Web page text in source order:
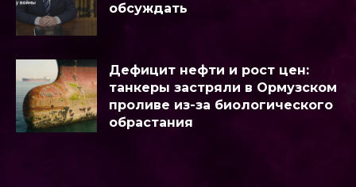
обсуждать
Дефицит нефти и рост цен:
танкеры застряли в Ормузском
проливе из-за биологического
обрастания